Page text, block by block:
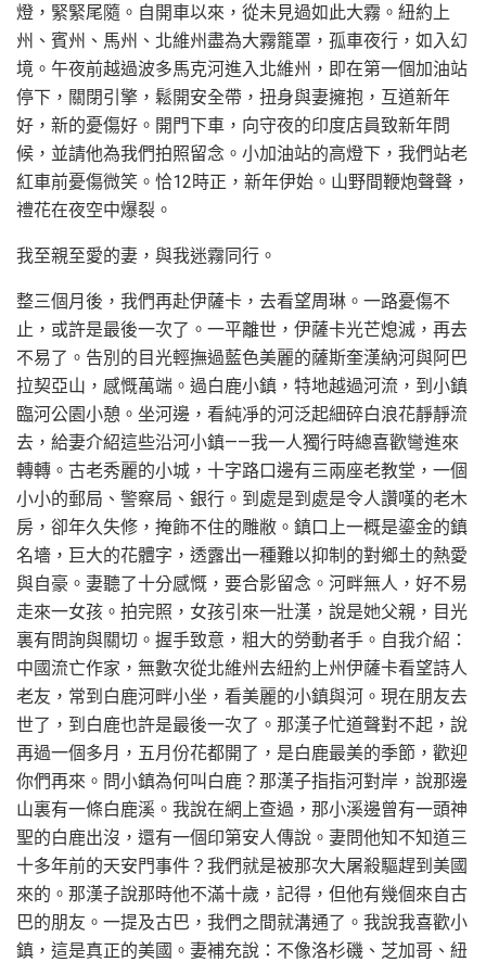
燈，緊緊尾隨。自開車以來，從未見過如此大霧。紐約上
州、賓州、馬州、北維州盡為大霧籠罩，孤車夜行，如入幻
境。午夜前越過波多馬克河進入北維州，即在第一個加油站
停下，關閉引擎，鬆開安全帶，扭身與妻擁抱，互道新年
好，新的憂傷好。開門下車，向守夜的印度店員致新年問
候，並請他為我們拍照留念。小加油站的高燈下，我們站老
紅車前憂傷微笑。恰12時正，新年伊始。山野間鞭炮聲聲，
禮花在夜空中爆裂。
我至親至愛的妻，與我迷霧同行。
整三個月後，我們再赴伊薩卡，去看望周琳。一路憂傷不
止，或許是最後一次了。一平離世，伊薩卡光芒熄滅，再去
不易了。告別的目光輕撫過藍色美麗的薩斯奎漢納河與阿巴
拉契亞山，感慨萬端。過白鹿小鎮，特地越過河流，到小鎮
臨河公園小憩。坐河邊，看純凈的河泛起細碎白浪花靜靜流
去，給妻介紹這些沿河小鎮——我一人獨行時總喜歡彎進來
轉轉。古老秀麗的小城，十字路口邊有三兩座老教堂，一個
小小的郵局、警察局、銀行。到處是到處是令人讚嘆的老木
房，卻年久失修，掩飾不住的雕敝。鎮口上一概是鎏金的鎮
名墻，巨大的花體字，透露出一種難以抑制的對鄉土的熱愛
與自豪。妻聽了十分感慨，要合影留念。河畔無人，好不易
走來一女孩。拍完照，女孩引來一壯漢，說是她父親，目光
裏有問詢與關切。握手致意，粗大的勞動者手。自我介紹：
中國流亡作家，無數次從北維州去紐約上州伊薩卡看望詩人
老友，常到白鹿河畔小坐，看美麗的小鎮與河。現在朋友去
世了，到白鹿也許是最後一次了。那漢子忙道聲對不起，說
再過一個多月，五月份花都開了，是白鹿最美的季節，歡迎
你們再來。問小鎮為何叫白鹿？那漢子指指河對岸，說那邊
山裏有一條白鹿溪。我說在網上查過，那小溪邊曾有一頭神
聖的白鹿出沒，還有一個印第安人傳說。妻問他知不知道三
十多年前的天安門事件？我們就是被那次大屠殺驅趕到美國
來的。那漢子說那時他不滿十歲，記得，但他有幾個來自古
巴的朋友。一提及古巴，我們之間就溝通了。我說我喜歡小
鎮，這是真正的美國。妻補充說：不像洛杉磯、芝加哥、紐